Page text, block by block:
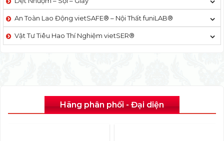
An Toàn Lao Động vietSAFE® – Nội Thất funiLAB®
Vật Tư Tiêu Hao Thí Nghiệm vietSER®
Hãng phân phối - Đại diện